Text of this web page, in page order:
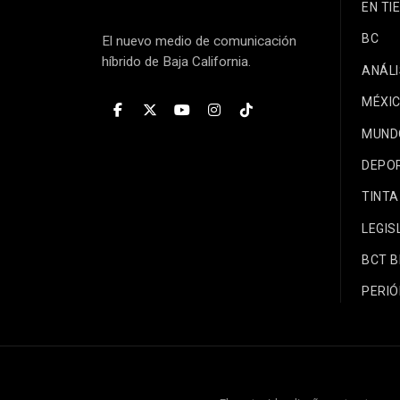
El nuevo medio de comunicación
híbrido de Baja California.
EN
BC
BCT